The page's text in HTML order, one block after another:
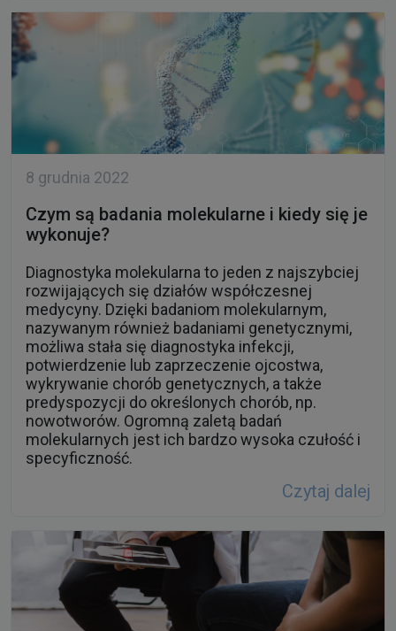
8 grudnia 2022
Czym są badania molekularne i kiedy się je
wykonuje?
Diagnostyka molekularna to jeden z najszybciej
rozwijających się działów współczesnej
medycyny. Dzięki badaniom molekularnym,
nazywanym również badaniami genetycznymi,
możliwa stała się diagnostyka infekcji,
potwierdzenie lub zaprzeczenie ojcostwa,
wykrywanie chorób genetycznych, a także
predyspozycji do określonych chorób, np.
nowotworów. Ogromną zaletą badań
molekularnych jest ich bardzo wysoka czułość i
specyficzność.
Czytaj dalej